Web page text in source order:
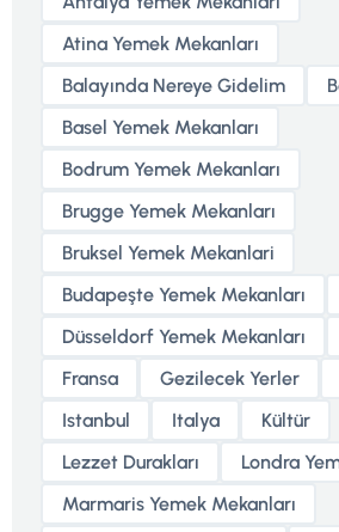
Atina Yemek Mekanları
Balayında Nereye Gidelim
Basel Yemek Mekanları
Bodrum Yemek Mekanları
Brugge Yemek Mekanları
Bruksel Yemek Mekanlari
Budapeşte Yemek Mekanları
Düsseldorf Yemek Mekanları
Fransa
Gezilecek Yerler
Istanbul
Italya
Kültür
Lezzet Durakları
Londra
Marmaris Yemek Mekanları